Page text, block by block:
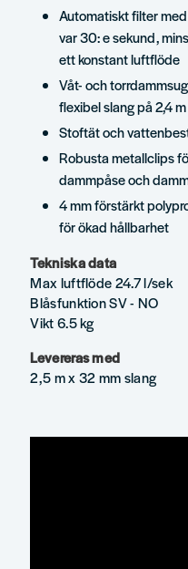
Automatiskt filter
var 30: e sekund,
ett konstant luftflöde
Våt- och
flexibel slang på 2,4 m
Stoftät och
Robusta metallclips
dammpåse och
4 mm förstärkt
för ökad hållbarhet
Tekniska data
Max luftflöde 24.7 l/sek
Blåsfunktion SV - NO
Vikt 6.5 kg
Levereras med
2,5 m x 32 mm slang